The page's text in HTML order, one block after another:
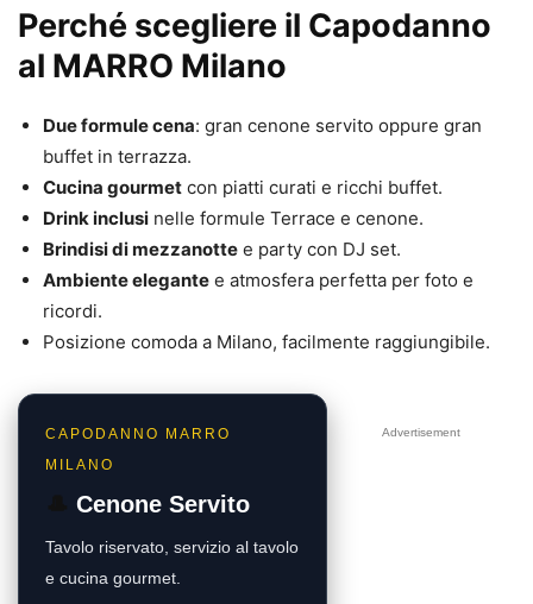
Perché scegliere il Capodanno
al MARRO Milano
Due formule cena: gran cenone servito oppure gran
buffet in terrazza.
Cucina gourmet con piatti curati e ricchi buffet.
Drink inclusi nelle formule Terrace e cenone.
Brindisi di mezzanotte e party con DJ set.
Ambiente elegante e atmosfera perfetta per foto e
ricordi.
Posizione comoda a Milano, facilmente raggiungibile.
CAPODANNO MARRO
MILANO
Cenone Servito
Tavolo riservato, servizio al tavolo
e cucina gourmet.
Advertisement